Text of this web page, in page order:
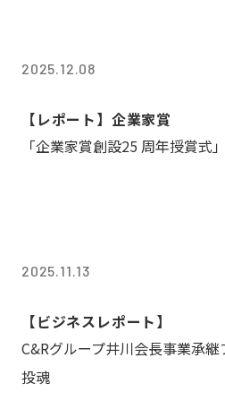
2025.12.08
【レポート】企業家賞
「企業家賞創設25 周年授賞式
2025.11.13
【ビジネスレポート】
C&Rグループ井川会長事業承
投魂